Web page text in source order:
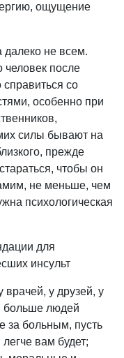
ощущение
далеко не всем.
человек после
со
особенно при
силы бывают на
прежде
чтобы он
не меньше, чем
психологическая
для
инсульт
врачей, у друзей, у
больше людей
за больным, пусть
вам будет;